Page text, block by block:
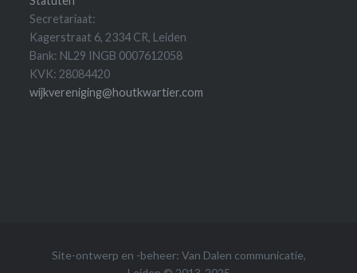
Secretariaat:
Kagerstraat 6, 2334 CR, Leiden
Bank: NL29 INGB 0007612058
KVK: 28084420
wijkvereniging@houtkwartier.com
Site-ontwerp en -beheer: Van Dalen communicatie,